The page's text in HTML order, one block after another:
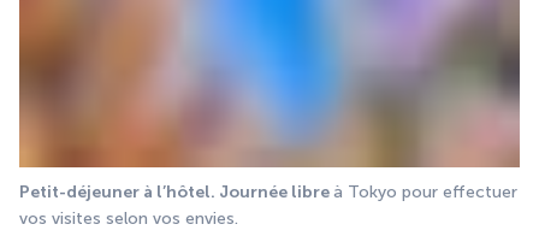
Petit-déjeuner à l’hôtel. Journée libre à Tokyo pour effectuer
vos visites selon vos envies.